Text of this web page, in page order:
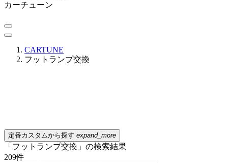
カーチューン
CARTUNE
フットランプ交換
定番カスタムから探す expand_more
「フットランプ交換」の検索結果
209件